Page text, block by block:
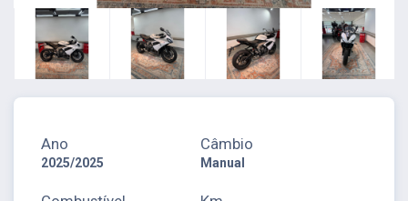
Ano
2025/2025
Câmbio
Manual